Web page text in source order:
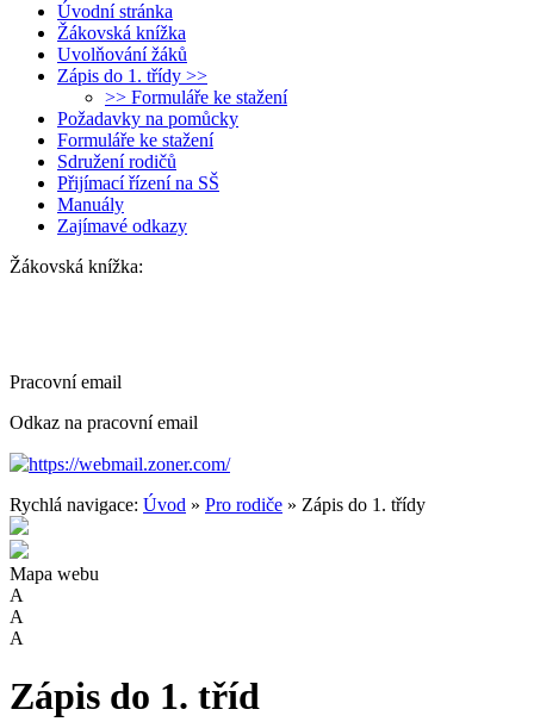
Úvodní stránka
Žákovská knížka
Uvolňování žáků
Zápis do 1. třídy >>
>> Formuláře ke stažení
Požadavky na pomůcky
Formuláře ke stažení
Sdružení rodičů
Přijímací řízení na SŠ
Manuály
Zajímavé odkazy
Žákovská knížka:
Pracovní email
Odkaz na pracovní email
https://webmail.zoner.com/
Rychlá navigace: Úvod » Pro rodiče » Zápis do 1. třídy
Mapa webu
A
A
A
Zápis do 1. tříd